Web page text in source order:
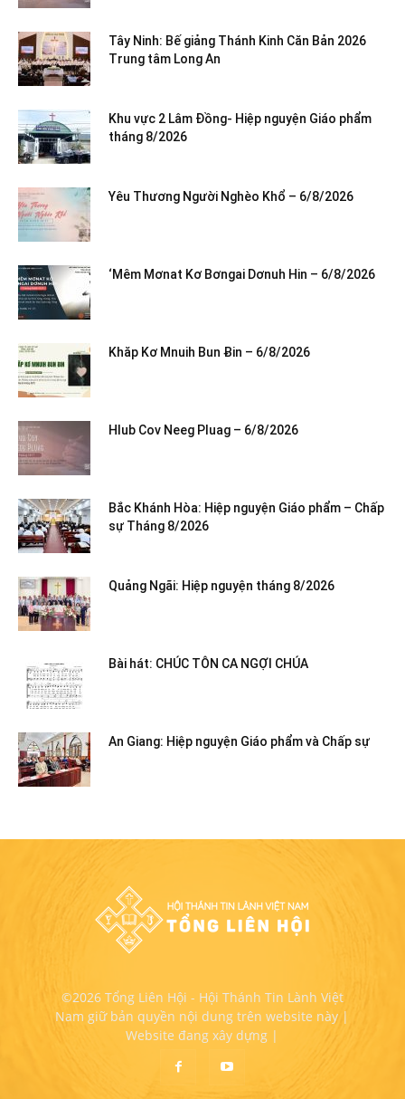
Tây Ninh: Bế giảng Thánh Kinh Căn Bản 2026
Trung tâm Long An
Khu vực 2 Lâm Đồng- Hiệp nguyện Giáo phẩm
tháng 8/2026
Yêu Thương Người Nghèo Khổ – 6/8/2026
‘Mêm Mơnat Kơ Bơngai Dơnuh Hin – 6/8/2026
Khăp Kơ Mnuih Bun Ƀin – 6/8/2026
Hlub Cov Neeg Pluag – 6/8/2026
Bắc Khánh Hòa: Hiệp nguyện Giáo phẩm – Chấp
sự Tháng 8/2026
Quảng Ngãi: Hiệp nguyện tháng 8/2026
Bài hát: CHÚC TÔN CA NGỢI CHÚA
An Giang: Hiệp nguyện Giáo phẩm và Chấp sự
©2026 Tổng Liên Hội - Hội Thánh Tin Lành Việt
Nam giữ bản quyền nội dung trên website này |
Website đang xây dựng |